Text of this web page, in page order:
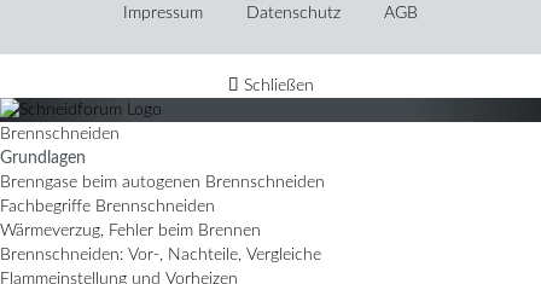
überspringen
Impressum Datenschutz AGB
Schließen
Brennschneiden
Grundlagen
Brenngase beim autogenen Brennschneiden
Fachbegriffe Brennschneiden
Wärmeverzug, Fehler beim Brennen
Brennschneiden: Vor-, Nachteile, Vergleiche
Flammeinstellung und Vorheizen